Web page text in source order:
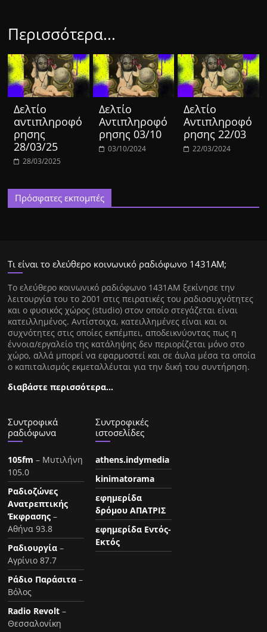
Περισσότερα...
Δελτίο
αντιπληροφό
ρησης
28/03/25
28/03/2025
Δελτίο
Αντιπληροφό
ρησης 03/10
03/10/2024
Δελτίο
Αντιπληροφό
ρησης 22/03
22/03/2024
Πρόσφατες εκπομπές
Τι είναι το ελεύθερο κοινωνικό ραδιόφωνο 1431ΑΜ;
Tο ελεύθερο κοινωνικό ραδιόφωνο 1431AM ξεκίνησε την
λειτουργία του το 2001 στις πειρατικές του ραδιοσυχνότητες
και ο φυσικός χώρος (studio) στον οποίο στεγάζεται είναι
κατειλλημένος. Αντίστοιχα, κατειλλημένες είναι και οι
συχνότητες στις οποίες εκπέμπει, αποδεικνύοντας πως η
έννοια/εργαλείο της κατάληψης δεν περιορίζεται μόνο στο
χώρο, αλλά μπορεί να εφαρμοστεί και σε άυλα μέσα τα οποία
ο καπιταλισμός εκμεταλλέυται για την δική του συντήρηση.
διαβάστε περισσότερα…
Συντροφικά
ραδιόφωνα
105fm – Μυτιλήνη
105.0
Ραδιοζώνες
Ανατρεπτικής
Έκφρασης –
Αθήνα 93.8
Ραδιουργία –
Αγρίνιο 87.7
Ράδιο Παράσιτα –
Βόλος
Radio Revolt –
Θεσσαλονίκη
Συντροφικές
ιστοσελίδες
athens.indymedia
kinimatorama
εφημερίδα
δρόμου ΑΠΑΤΡΙΣ
εφημερίδα Εντός-
Εκτός